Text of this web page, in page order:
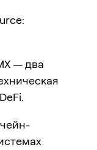
— два